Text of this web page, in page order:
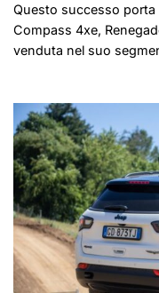
Questo successo porta
Compass 4xe,
venduta nel suo